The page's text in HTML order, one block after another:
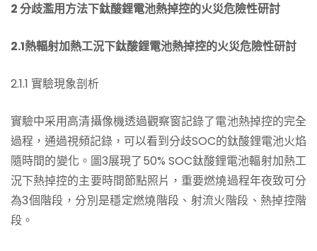
2 分歧濫用方法下鈦酸鋰電池熱掉控的火災危險性研討
2.1熱輻射加熱工況下鈦酸鋰電池熱掉控的火災危險性研討
2.1.1 實驗現象剖析
實驗中采用高清攝像機透過觀察窗記錄了電池熱掉控的完全
過程，通過視頻記錄，可以看到分歧SOC的鈦酸鋰電池火焰
隨時間的變化。圖3展現了50% SOC鈦酸鋰電池輻射加熱工
況下熱掉控的主要時間節點照片，重要燃燒過程年夜致可分
為3個階段，分別是穩定燃燒階段、射流火階段、熱掉控階
段。